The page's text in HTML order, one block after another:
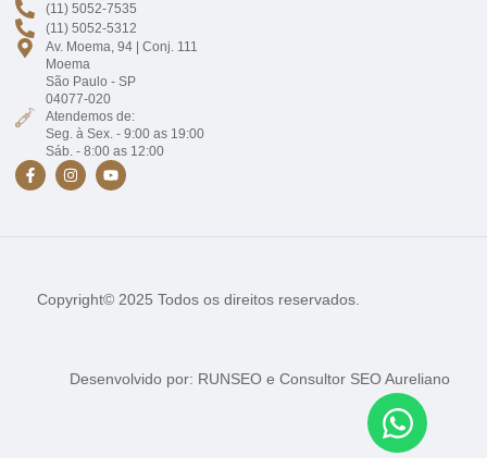
(11) 5052-7535
(11) 5052-5312
Av. Moema, 94 | Conj. 111
Moema
São Paulo - SP
04077-020
Atendemos de:
Seg. à Sex. - 9:00 as 19:00
Sáb. - 8:00 as 12:00
Copyright© 2025 Todos os direitos reservados.
Desenvolvido por: RUNSEO e Consultor SEO Aureliano